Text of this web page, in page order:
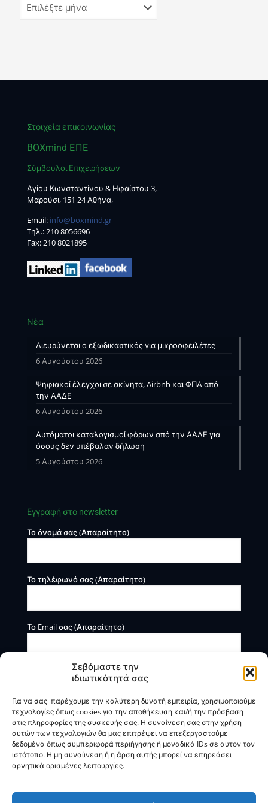
Σεβόμαστε την
ιδιωτικότητά σας
Για να σας παρέχουμε την καλύτερη δυνατή εμπειρία, χρησιμοποιούμε
τεχνολογίες όπως cookies για την αποθήκευση και/ή την πρόσβαση
στις πληροφορίες της συσκευής σας. Η συναίνεση σας στην χρήση
αυτών των τεχνολογιών θα μας επιτρέψει να επεξεργαστούμε
δεδομένα όπως συμπεριφορά περιήγησης ή μοναδικά IDs σε αυτον τον
ιστότοπο. Η μη συναίινεση ή η άρση αυτής μπορεί να επηρεάσει
αρνητικά ορισμένες λειτουργίες.
Στοιχεία επικοινωνίας
BOXmind ΕΠΕ
Σύμβουλοι Επιχειρήσεων
Αγίου Κωνσταντίνου & Ηφαίστου 3,
Μαρούσι, 151 24 Αθήνα,
Email: info@boxmind.gr
Tηλ.:210 8056696
Fax: 210 8021895
Νέα
Διευρύνεται ο εξωδικαστικός για μικροοφειλέτες
6 Αυγούστου 2026
Ψηφιακοί έλεγχοι σε ακίνητα, Airbnb και ΦΠΑ από
την ΑΑΔΕ
6 Αυγούστου 2026
Αυτόματοι καταλογισμοί φόρων από την ΑΑΔΕ για
όσους δεν υπέβαλαν δήλωση
5 Αυγούστου 2026
Εγγραφή στο newsletter
Το όνομά σας (Απαραίτητο)
Το τηλέφωνό σας (Απαραίτητο)
Το Email σας (Απαραίτητο)
Η BOXmind παρέχει πληροφοριακές και συμβουλευτικές
υπηρεσίες. Δεν προσφέρει υπηρεσίες ρύθμισης ή
διαγραφής οφειλών.